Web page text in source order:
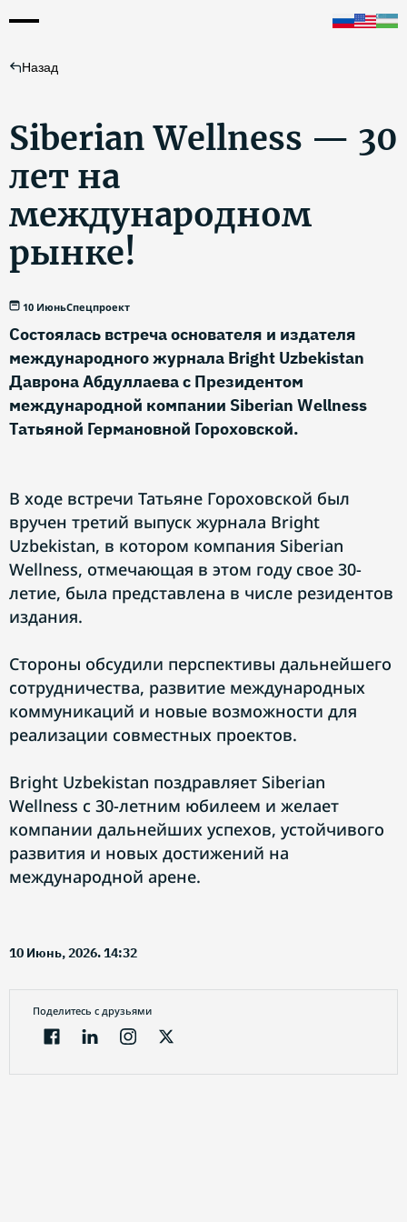
Назад
Siberian Wellness — 30
лет на
международном
рынке!
10 ИюньСпецпроект
Состоялась встреча основателя и издателя
международного журнала Bright Uzbekistan
Даврона Абдуллаева с Президентом
международной компании Siberian Wellness
Татьяной Германовной Гороховской.
В ходе встречи Татьяне Гороховской был
вручен третий выпуск журнала Bright
Uzbekistan, в котором компания Siberian
Wellness, отмечающая в этом году свое 30-
летие, была представлена в числе резидентов
издания.
Стороны обсудили перспективы дальнейшего
сотрудничества, развитие международных
коммуникаций и новые возможности для
реализации совместных проектов.
Bright Uzbekistan поздравляет Siberian
Wellness с 30-летним юбилеем и желает
компании дальнейших успехов, устойчивого
развития и новых достижений на
международной арене.
10 Июнь, 2026. 14:32
Поделитесь с друзьями